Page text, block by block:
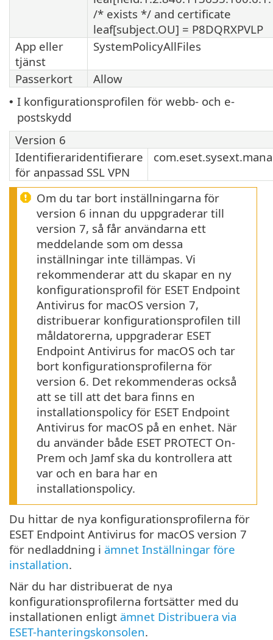
/* exists */ and certificate
leaf[subject.OU] = P8DQRXPVLP
App eller
tjänst
SystemPolicyAllFiles
Passerkort Allow
• I konfigurationsprofilen för webb- och e-
postskydd
Version 6
Identifieraridentifierare
för anpassad SSL VPN
Om du tar bort inställningarna för
version 6 innan du uppgraderar till
version 7, så får användarna ett
meddelande som om dessa
inställningar inte tillämpas. Vi
rekommenderar att du skapar en ny
konfigurationsprofil för ESET Endpoint
Antivirus for macOS version 7,
distribuerar konfigurationsprofilen till
måldatorerna, uppgraderar ESET
Endpoint Antivirus for macOS och tar
bort konfigurationsprofilerna för
version 6. Det rekommenderas också
att se till att det bara finns en
installationspolicy för ESET Endpoint
Antivirus for macOS på en enhet. När
du använder både ESET PROTECT On-
Prem och Jamf ska du kontrollera att
var och en bara har en
installationspolicy.
Du hittar de nya konfigurationsprofilerna för
ESET Endpoint Antivirus for macOS version 7
för nedladdning i ämnet Inställningar före
installation.
När du har distribuerat de nya
konfigurationsprofilerna fortsätter med du
installationen enligt ämnet Distribuera via
ESET-hanteringskonsolen.